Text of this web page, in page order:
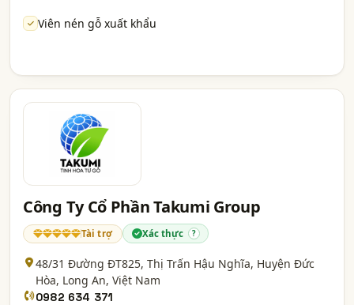
Viên nén gỗ xuất khẩu
Công Ty Cổ Phần Takumi Group
Tài trợ Xác thực ?
48/31 Đường ĐT825, Thị Trấn Hậu Nghĩa, Huyện Đức
Hòa, Long An, Việt Nam
0982 634 371